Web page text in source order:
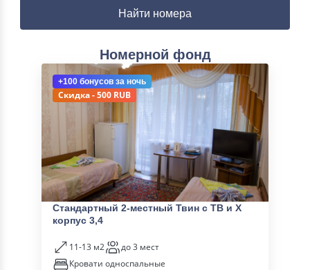
Найти номера
Номерной фонд
+100 бонусов за ночь
Скидка - 500 RUB
Стандартный 2-местный Твин с ТВ и Х
корпус 3,4
11-13 м2
до 3 мест
Кровати односпальные